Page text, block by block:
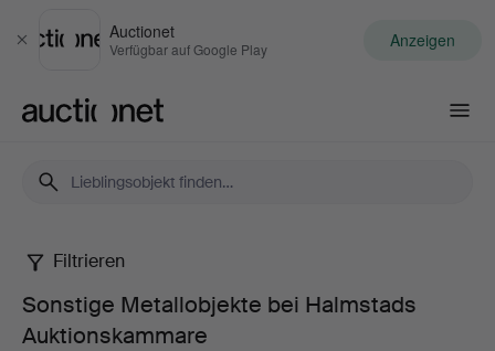
Schließen
Auctionet
Verfügbar auf Google Play Anzeigen
Sonstige
Metallobjekte
Filtrieren
Sonstige Metallobjekte bei Halmstads
Auktionskammare